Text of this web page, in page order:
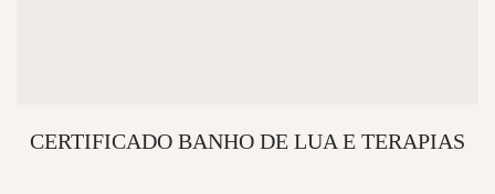
CERTIFICADO BANHO DE LUA E TERAPIAS